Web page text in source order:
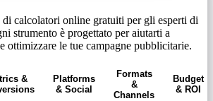
di calcolatori online gratuiti per gli esperti di
strumento è progettato per aiutarti a
ottimizzare le tue campagne pubblicitarie.
&
Platforms
& Social
Formats
&
Channels
Budget
& ROI